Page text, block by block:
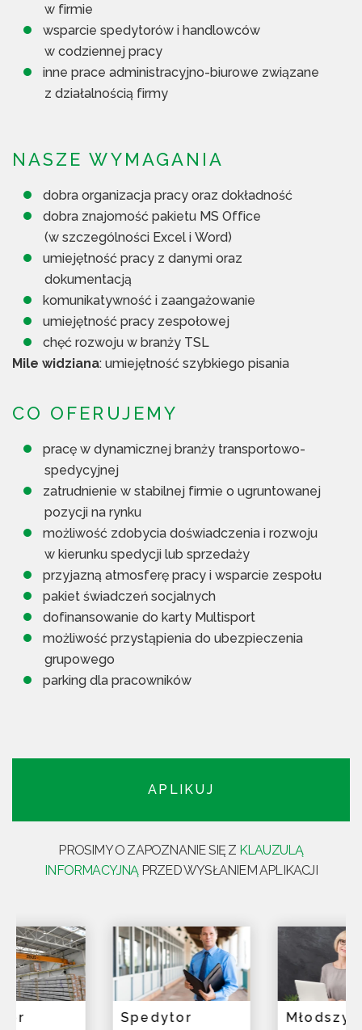
w firmie
wsparcie spedytorów i handlowców
w codziennej pracy
inne prace administracyjno-biurowe związane
z działalnością firmy
NASZE WYMAGANIA
dobra organizacja pracy oraz dokładność
dobra znajomość pakietu MS Office
(w szczególności Excel i Word)
umiejętność pracy z danymi oraz
dokumentacją
komunikatywność i zaangażowanie
umiejętność pracy zespołowej
chęć rozwoju w branży TSL
Mile widziana: umiejętność szybkiego pisania
CO OFERUJEMY
pracę w dynamicznej branży transportowo-
spedycyjnej
zatrudnienie w stabilnej firmie o ugruntowanej
pozycji na rynku
możliwość zdobycia doświadczenia i rozwoju
w kierunku spedycji lub sprzedaży
przyjazną atmosferę pracy i wsparcie zespołu
pakiet świadczeń socjalnych
dofinansowanie do karty Multisport
możliwość przystąpienia do ubezpieczenia
grupowego
parking dla pracowników
APLIKUJ
PROSIMY O ZAPOZNANIE SIĘ Z KLAUZULĄ
INFORMACYJNĄ PRZED WYSŁANIEM APLIKACJI
Spedytor
Młodszy